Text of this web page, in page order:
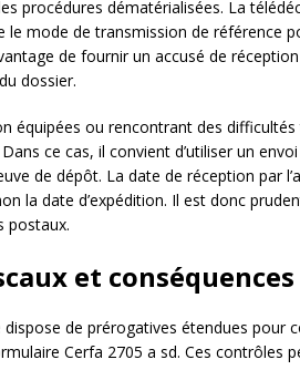
procédures dématérialisées. La
le mode de transmission de référence
de fournir un accusé de
dossier.
équipées ou rencontrant des
ce cas, il convient d’utiliser un
de dépôt. La date de réception par
la date d’expédition. Il est donc
postaux.
et
dispose de prérogatives étendues pour
Cerfa 2705 a sd. Ces contrôles